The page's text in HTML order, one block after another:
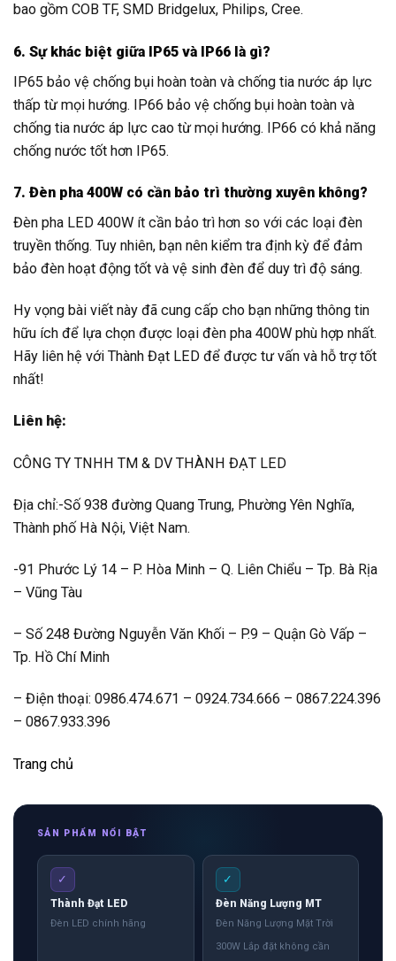
bao gồm COB TF, SMD Bridgelux, Philips, Cree.
6. Sự khác biệt giữa IP65 và IP66 là gì?
IP65 bảo vệ chống bụi hoàn toàn và chống tia nước áp lực
thấp từ mọi hướng. IP66 bảo vệ chống bụi hoàn toàn và
chống tia nước áp lực cao từ mọi hướng. IP66 có khả năng
chống nước tốt hơn IP65.
7. Đèn pha 400W có cần bảo trì thường xuyên không?
Đèn pha LED 400W ít cần bảo trì hơn so với các loại đèn
truyền thống. Tuy nhiên, bạn nên kiểm tra định kỳ để đảm
bảo đèn hoạt động tốt và vệ sinh đèn để duy trì độ sáng.
Hy vọng bài viết này đã cung cấp cho bạn những thông tin
hữu ích để lựa chọn được loại đèn pha 400W phù hợp nhất.
Hãy liên hệ với Thành Đạt LED để được tư vấn và hỗ trợ tốt
nhất!
Liên hệ:
CÔNG TY TNHH TM & DV THÀNH ĐẠT LED
Địa chỉ:-Số 938 đường Quang Trung, Phường Yên Nghĩa,
Thành phố Hà Nội, Việt Nam.
-91 Phước Lý 14 – P. Hòa Minh – Q. Liên Chiểu – Tp. Bà Rịa
– Vũng Tàu
– Số 248 Đường Nguyễn Văn Khối – P.9 – Quận Gò Vấp –
Tp. Hồ Chí Minh
– Điện thoại: 0986.474.671 – 0924.734.666 – 0867.224.396
– 0867.933.396
Trang chủ
SẢN PHẨM NỔI BẬT
✓
Thành Đạt LED
Đèn LED chính hãng
✓
Đèn Năng Lượng MT
Đèn Năng Lượng Mặt Trời
300W Lắp đặt không cần